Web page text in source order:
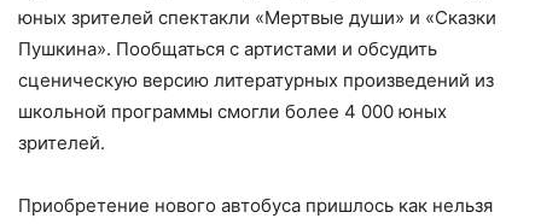
юных зрителей спектакли «Мертвые души» и «Сказки
Пушкина». Пообщаться с артистами и обсудить
сценическую версию литературных произведений из
школьной программы смогли более 4 000 юных
зрителей.
Приобретение нового автобуса пришлось как нельзя